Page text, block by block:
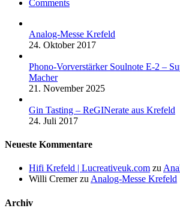
Comments
Analog-Messe Krefeld
24. Oktober 2017
Phono-Vorverstärker Soulnote E-2 –
Macher
21. November 2025
Gin Tasting – ReGINerate aus Krefeld
24. Juli 2017
Neueste Kommentare
Hifi Krefeld | Lucreativeuk.com zu
Willi CremerzuAnalog-Messe Krefeld
Archiv